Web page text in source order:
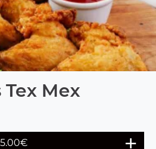
Tex Mex
5.00€